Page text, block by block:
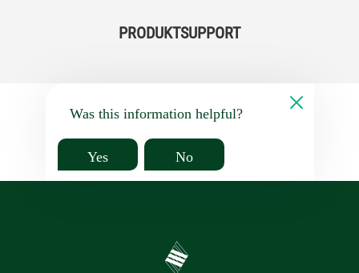
PRODUKTSUPPORT
Was this information helpful?
Yes No